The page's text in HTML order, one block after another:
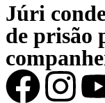
Júri
de prisão